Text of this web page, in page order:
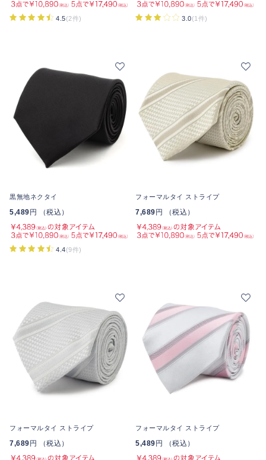
4.5(2件) 3.0(1件)
黒無地ネクタイ
5,489 円 （税込）
4.4(9件)
フォーマルタイ ストライプ
7,689 円 （税込）
フォーマルタイ ストライプ
7,689 円 （税込）
フォーマルタイ ストライプ
5,489 円 （税込）